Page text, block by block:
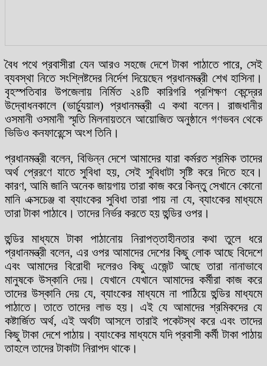
বৈধ পথে প্রবাসীরা যেন আরও সহজে দেশে টাকা পাঠাতে পারে, সেই
ব্যবস্থা নিতে সংশ্লিষ্টদের নির্দেশ দিয়েছেন প্রধানমন্ত্রী শেখ হাসিনা।
বৃহস্পতিবার উপজেলায় নির্মিত ২৪টি কারিগরি প্রশিক্ষণ কেন্দ্রের
উদ্বোধনকালে (ভার্চ্যুয়াল) প্রধানমন্ত্রী এ কথা বলেন। রাজধানীর
ওসমানী ওসমানী স্মৃতি মিলনায়তনে আয়োজিত অনুষ্ঠানে গণভবন থেকে
ভিডিও কনফারেন্সে অংশ তিনি।
প্রধানমন্ত্রী বলেন, বিভিন্ন দেশে আমাদের যারা কর্মরত শ্রমিক তাদের
অর্থ প্রেরণে যাতে সুবিধা হয়, সেই সুবিধাটা সৃষ্টি করে দিতে হবে।
কারণ, আমি জানি অনেক জায়গায় তারা কাজ করে কিন্তু সেখানে কোনো
মানি এক্সচেঞ্জ বা ব্যাংকের সুবিধা তারা পায় না যে, ব্যাংকের মাধ্যমে
তারা টাকা পাঠাবে। তাদের নির্ভর করতে হয় হুন্ডির ওপর।
হুন্ডির মাধ্যমে টাকা পাঠানোয় নিরাপত্তাহীনতার কথা তুলে ধরে
প্রধানমন্ত্রী বলেন, এর ওপর আমাদের দেশের কিছু লোক আছে বিদেশে
এবং আমাদের বিরোধী দলেরও কিছু এজেন্ট আছে তারা নানাভাবে
মানুষকে উস্কানি দেয়। যেখানে যেখানে আমাদের কর্মীরা কাজ করে
তাদের উস্কানি দেয় যে, ব্যাংকের মাধ্যমে না পাঠিয়ে হুন্ডির মাধ্যমে
পাঠাতে। তাতে তাদের লাভ হয়। এই যে আমাদের শ্রমিকদের যে
কষ্টার্জিত অর্থ, এই অর্থটা আসলে তারাই পকেটস্থ করে এবং তাদের
কিছু টাকা দেশে পাঠায়। ব্যাংকের মাধ্যমে যদি প্রবাসী কর্মী টাকা পাঠায়
তাহলে তাদের টাকাটা নিরাপদ থাকে।